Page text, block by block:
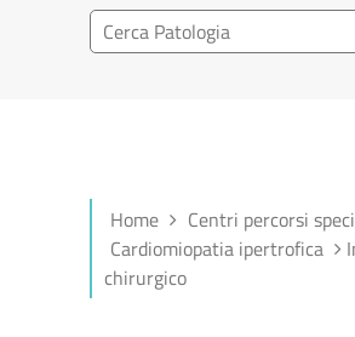
Ricerca nel patologia
Home
Centri percorsi
Cardiomiopatia ipertrofica
chirurgico